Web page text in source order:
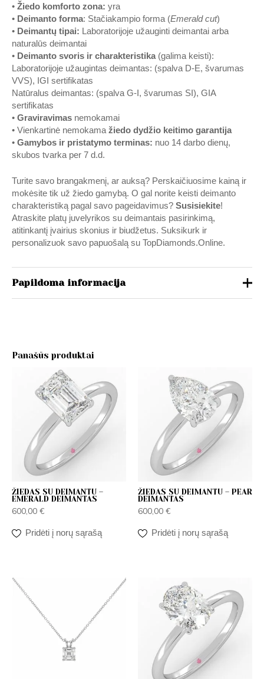
• Žiedo komforto zona: yra
• Deimanto forma: Stačiakampio forma (Emerald cut)
• Deimantų tipai: Laboratorijoje užauginti deimantai arba
naturalūs deimantai
• Deimanto svoris ir charakteristika (galima keisti):
Laboratorijoje užaugintas deimantas: (spalva D-E, švarumas
VVS), IGI sertifikatas
Natūralus deimantas: (spalva G-I, švarumas SI), GIA
sertifikatas
• Graviravimas nemokamai
• Vienkartinė nemokama žiedo dydžio keitimo garantija
• Gamybos ir pristatymo terminas: nuo 14 darbo dienų,
skubos tvarka per 7 d.d.
Turite savo brangakmenį, ar auksą? Perskaičiuosime kainą ir
mokėsite tik už žiedo gamybą. O gal norite keisti deimanto
charakteristiką pagal savo pageidavimus? Susisiekite!
Atraskite platų juvelyrikos su deimantais pasirinkimą,
atitinkantį įvairius skonius ir biudžetus. Suksikurk ir
personalizuok savo papuošalą su TopDiamonds.Online.
Papildoma informacija
Metalas
auksas, 14K (585) Geltonas
auksas, 14K (585) Raudonas
auksas
Žiedo dydis
14, 14.5, 15, 15.5, 16, 16.5, 17,
17.5, 18, 18.5, 19, 19.5, 20
Panašūs produktai
ŽIEDAS SU DEIMANTU –
EMERALD DEIMANTAS
600,00 €
Pridėti į norų sąrašą
ŽIEDAS SU DEIMANTU – PEAR
DEIMANTAS
600,00 €
Pridėti į norų sąrašą